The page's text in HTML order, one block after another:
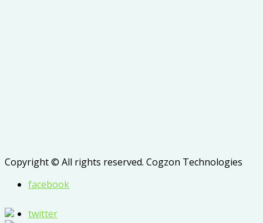
Copyright © All rights reserved. Cogzon Technologies
facebook
twitter